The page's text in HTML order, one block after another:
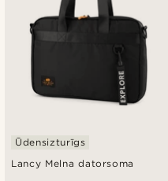
Lancy Melna datorsoma
Ūdensizturīgs